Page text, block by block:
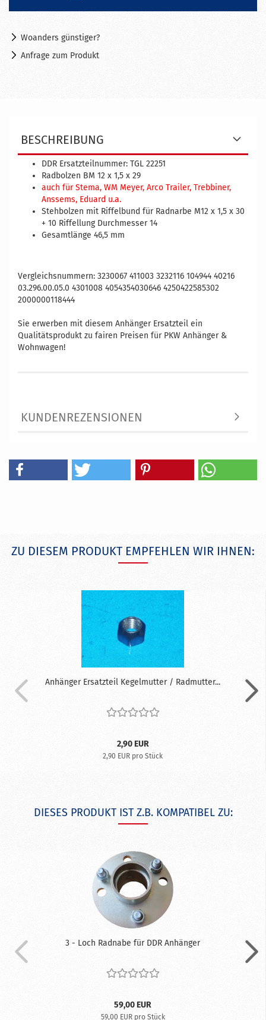
Woanders günstiger?
Anfrage zum Produkt
BESCHREIBUNG
DDR Ersatzteilnummer: TGL 22251
Radbolzen BM 12 x 1,5 x 29
auch für Stema, WM Meyer, Arco Trailer, Trebbiner,
Anssems, Eduard u.a.
Stehbolzen mit Riffelbund für Radnarbe M12 x 1,5 x 30
+ 10 Riffellung Durchmesser 14
Gesamtlänge 46,5 mm
Vergleichsnummern: 3230067 411003 3232116 104944 40216
03.296.00.05.0 4301008 4054354030646 4250422585302
2000000118444
Sie erwerben mit diesem Anhänger Ersatzteil ein
Qualitätsprodukt zu fairen Preisen für PKW Anhänger &
Wohnwagen!
KUNDENREZENSIONEN
ZU DIESEM PRODUKT EMPFEHLEN WIR IHNEN:
Anhänger Ersatzteil Kegelmutter / Radmutter...
2,90 EUR
2,90 EUR pro Stück
DIESES PRODUKT IST Z.B. KOMPATIBEL ZU:
3 - Loch Radnabe für DDR Anhänger
59,00 EUR
59,00 EUR pro Stück